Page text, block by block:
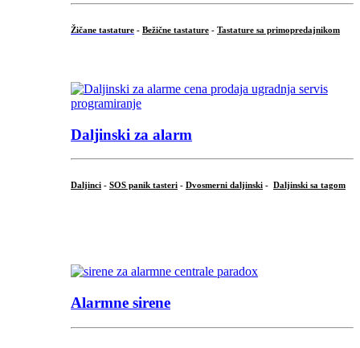
Žičane tastature - Bežične tastature - Tastature sa primopredajnikom
Daljinski za alarm
Daljinci - SOS panik tasteri - Dvosmerni daljinski - Daljinski sa tagom
Alarmne sirene